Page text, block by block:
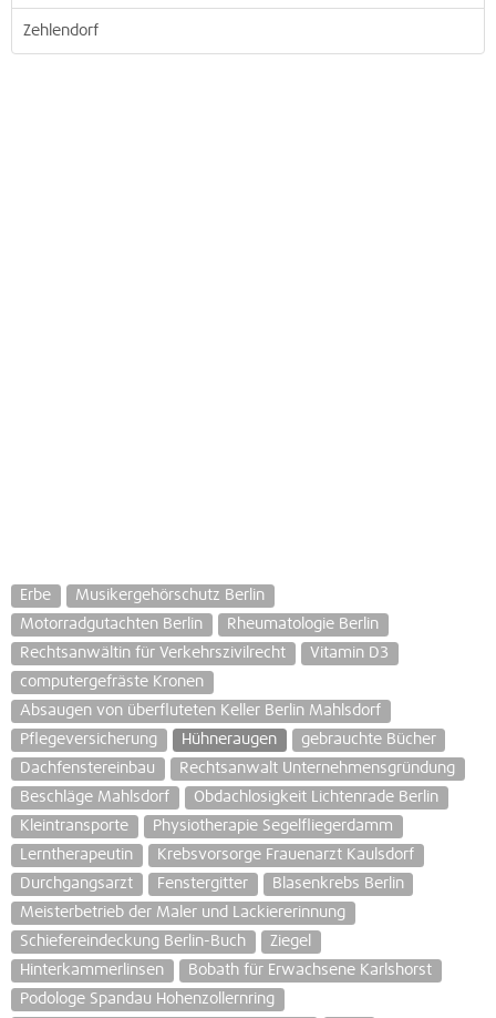
Zehlendorf
Erbe
Musikergehörschutz Berlin
Motorradgutachten Berlin
Rheumatologie Berlin
Rechtsanwältin für Verkehrszivilrecht
Vitamin D3
computergefräste Kronen
Absaugen von überfluteten Keller Berlin Mahlsdorf
Pflegeversicherung
Hühneraugen
gebrauchte Bücher
Dachfenstereinbau
Rechtsanwalt Unternehmensgründung
Beschläge Mahlsdorf
Obdachlosigkeit Lichtenrade Berlin
Kleintransporte
Physiotherapie Segelfliegerdamm
Lerntherapeutin
Krebsvorsorge Frauenarzt Kaulsdorf
Durchgangsarzt
Fenstergitter
Blasenkrebs Berlin
Meisterbetrieb der Maler und Lackiererinnung
Schiefereindeckung Berlin-Buch
Ziegel
Hinterkammerlinsen
Bobath für Erwachsene Karlshorst
Podologe Spandau Hohenzollernring